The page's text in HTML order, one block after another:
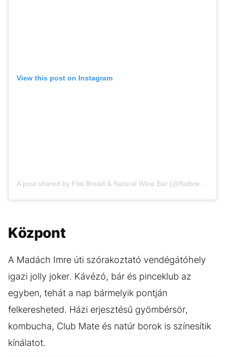
View this post on Instagram
Központ
A Madách Imre úti szórakoztató vendégátóhely
igazi jolly joker. Kávézó, bár és pinceklub az
egyben, tehát a nap bármelyik pontján
felkeresheted. Házi erjesztésű gyömbérsör,
kombucha, Club Mate és natúr borok is színesítik
kínálatot.